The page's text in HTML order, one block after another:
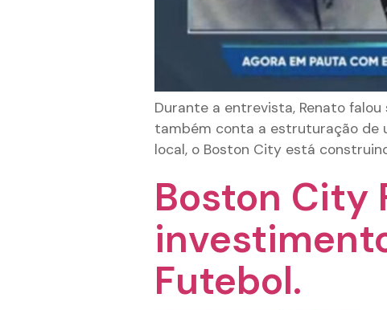
Durante a entrevista, Renato
também conta a estruturação de
local, o Boston City está
Boston City
Futebol.